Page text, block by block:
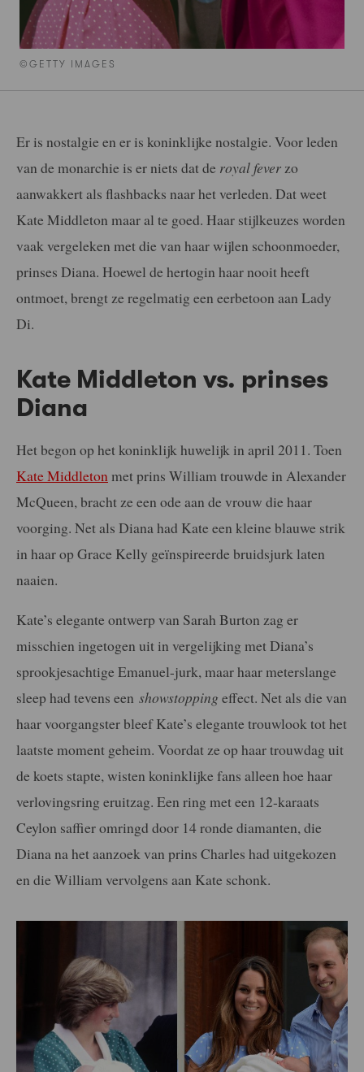
©GETTY IMAGES
Er is nostalgie en er is koninklijke nostalgie. Voor leden
van de monarchie is er niets dat de royal fever zo
aanwakkert als flashbacks naar het verleden. Dat weet
Kate Middleton maar al te goed. Haar stijlkeuzes worden
vaak vergeleken met die van haar wijlen schoonmoeder,
prinses Diana. Hoewel de hertogin haar nooit heeft
ontmoet, brengt ze regelmatig een eerbetoon aan Lady
Di.
Kate Middleton vs. prinses
Diana
Het begon op het koninklijk huwelijk in april 2011. Toen
Kate Middleton met prins William trouwde in Alexander
McQueen, bracht ze een ode aan de vrouw die haar
voorging. Net als Diana had Kate een kleine blauwe strik
in haar op Grace Kelly geïnspireerde bruidsjurk laten
naaien.
Kate’s elegante ontwerp van Sarah Burton zag er
misschien ingetogen uit in vergelijking met Diana’s
sprookjesachtige Emanuel-jurk, maar haar meterslange
sleep had tevens een showstopping effect. Net als die van
haar voorgangster bleef Kate’s elegante trouwlook tot het
laatste moment geheim. Voordat ze op haar trouwdag uit
de koets stapte, wisten koninklijke fans alleen hoe haar
verlovingsring eruitzag. Een ring met een 12-karaats
Ceylon saffier omringd door 14 ronde diamanten, die
Diana na het aanzoek van prins Charles had uitgekozen
en die William vervolgens aan Kate schonk.